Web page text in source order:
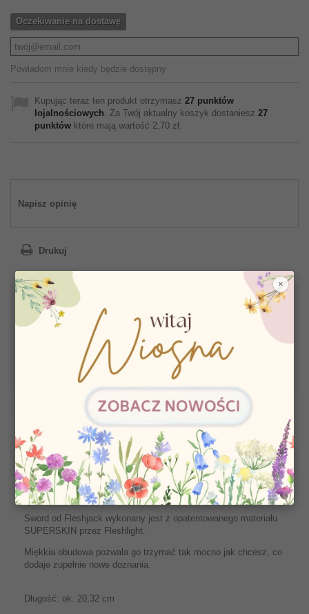
Oczekiwanie na dostawę
Powiadom mnie kiedy będzie dostępny
Kupując teraz ten produkt otrzymasz 27 punktów
lojalnościowych. Za Twój aktualny koszyk dostaniesz 27
punktów które mają wartość 2,70 zł.
Napisz opinię
Drukuj
274,59 zł
Najniższa cena z ostatnich 30 dni
WIĘCEJ INFORMACJI
Sword od Fleshjack wykonany jest z opatentowanego materiału
SUPERSKIN przez Fleshlight.
Miękkia obudowa pozwala go trzymać tak mocno jak chcesz, co
dodaje zupełnie nowe doznania.
Długość: ok. 20,32 cm
×